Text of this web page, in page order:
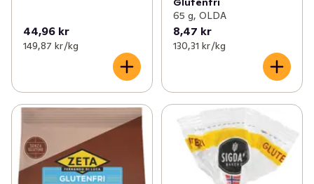
44,96 kr
149,87 kr /kg
65 g, OLDA
8,47 kr
130,31 kr /kg